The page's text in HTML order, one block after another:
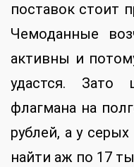
поставок стоит
Чемоданные
активны и
удастся. Зато
флагмана на
рублей, а у
найти аж по 17